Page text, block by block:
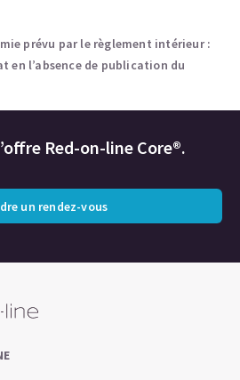
prévu par le règlement intérieur :
en l’absence de publication du
Red-on-line Core®.
un rendez-vous